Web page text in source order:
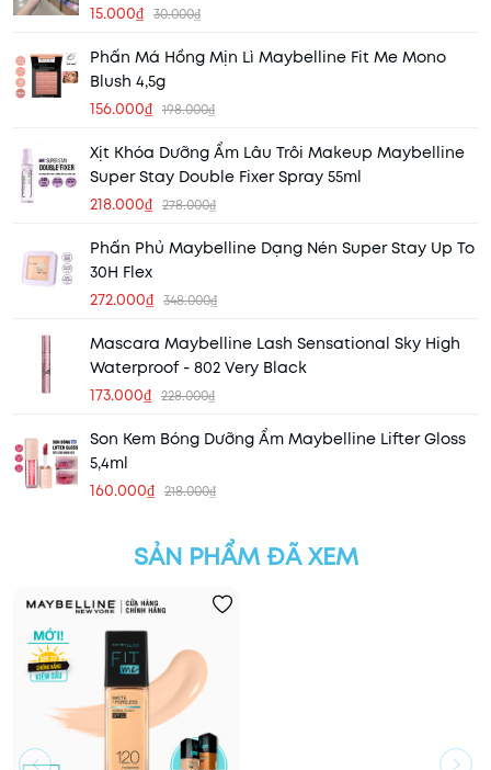
15.000₫ 30.000₫
Phấn Má Hồng Mịn Lì Maybelline Fit Me Mono
Blush 4,5g
156.000₫ 198.000₫
Xịt Khóa Dưỡng Ẩm Lâu Trôi Makeup Maybelline
Super Stay Double Fixer Spray 55ml
218.000₫ 278.000₫
Phấn Phủ Maybelline Dạng Nén Super Stay Up To
30H Flex
272.000₫ 348.000₫
Mascara Maybelline Lash Sensational Sky High
Waterproof - 802 Very Black
173.000₫ 228.000₫
Son Kem Bóng Dưỡng Ẩm Maybelline Lifter Gloss
5,4ml
160.000₫ 218.000₫
SẢN PHẨM ĐÃ XEM